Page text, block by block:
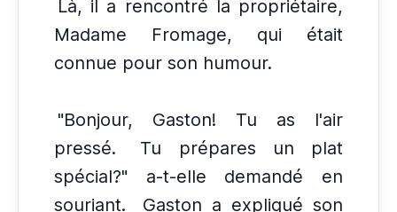
Là, il a rencontré la propriétaire,
Madame Fromage, qui était
connue pour son humour.
"Bonjour, Gaston! Tu as l'air
pressé.
Tu prépares un plat
spécial?" a-t-elle demandé en
souriant.
Gaston a expliqué son